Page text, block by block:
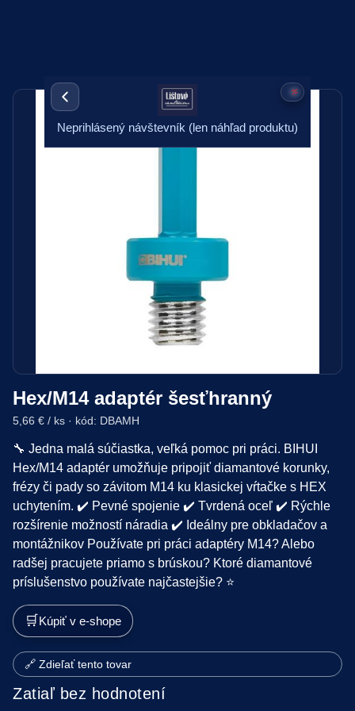
Neprihlásený návštevník (len náhľad produktu)
Hex/M14 adaptér šesťhranný
5,66 € / ks · kód: DBAMH
🔧 Jedna malá súčiastka, veľká pomoc pri práci. BIHUI
Hex/M14 adaptér umožňuje pripojiť diamantové korunky,
frézy či pady so závitom M14 ku klasickej vŕtačke s HEX
uchytením. ✔️ Pevné spojenie ✔️ Tvrdená oceľ ✔️ Rýchle
rozšírenie možností náradia ✔️ Ideálny pre obkladačov a
montážnikov Používate pri práci adaptéry M14? Alebo
radšej pracujete priamo s brúskou? Ktoré diamantové
príslušenstvo používate najčastejšie? ⭐
🛒 Kúpiť v e-shope
🔗 Zdieľať tento tovar
Zatiaľ bez hodnotení